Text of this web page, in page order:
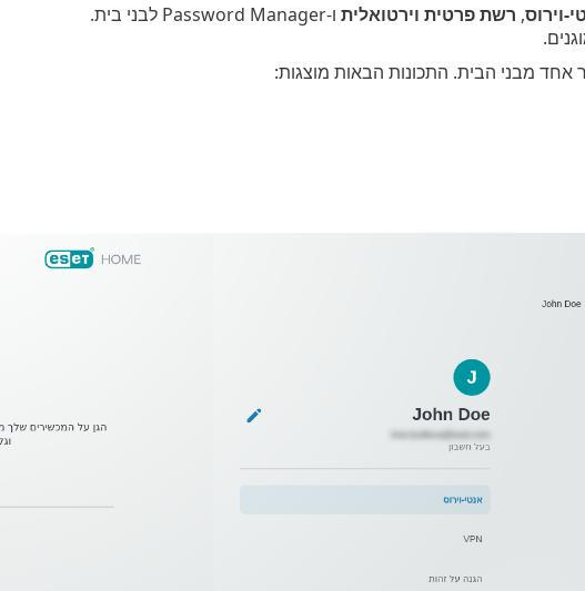
וירוס, רשת פרטית וירטואלית
ו-Password Manager לבני בית.
אחד מבני הבית. התכונות הבאות מוצגות: